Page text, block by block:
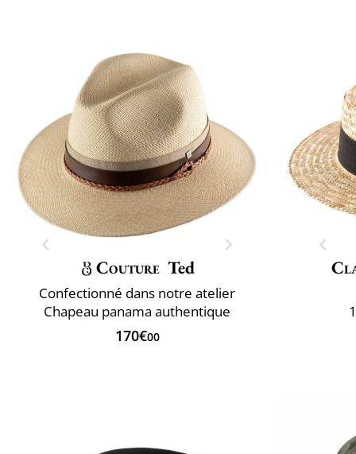
Couture Ted
Confectionné dans notre atelier
Chapeau panama authentique
170€00